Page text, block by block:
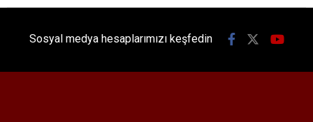
Sosyal medya hesaplarımızı keşfedin